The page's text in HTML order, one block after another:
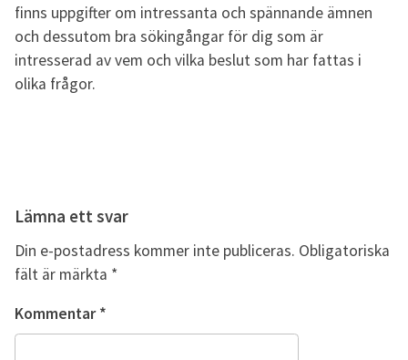
finns uppgifter om intressanta och spännande ämnen
och dessutom bra sökingångar för dig som är
intresserad av vem och vilka beslut som har fattas i
olika frågor.
Lämna ett svar
Din e-postadress kommer inte publiceras. Obligatoriska
fält är märkta *
Kommentar*